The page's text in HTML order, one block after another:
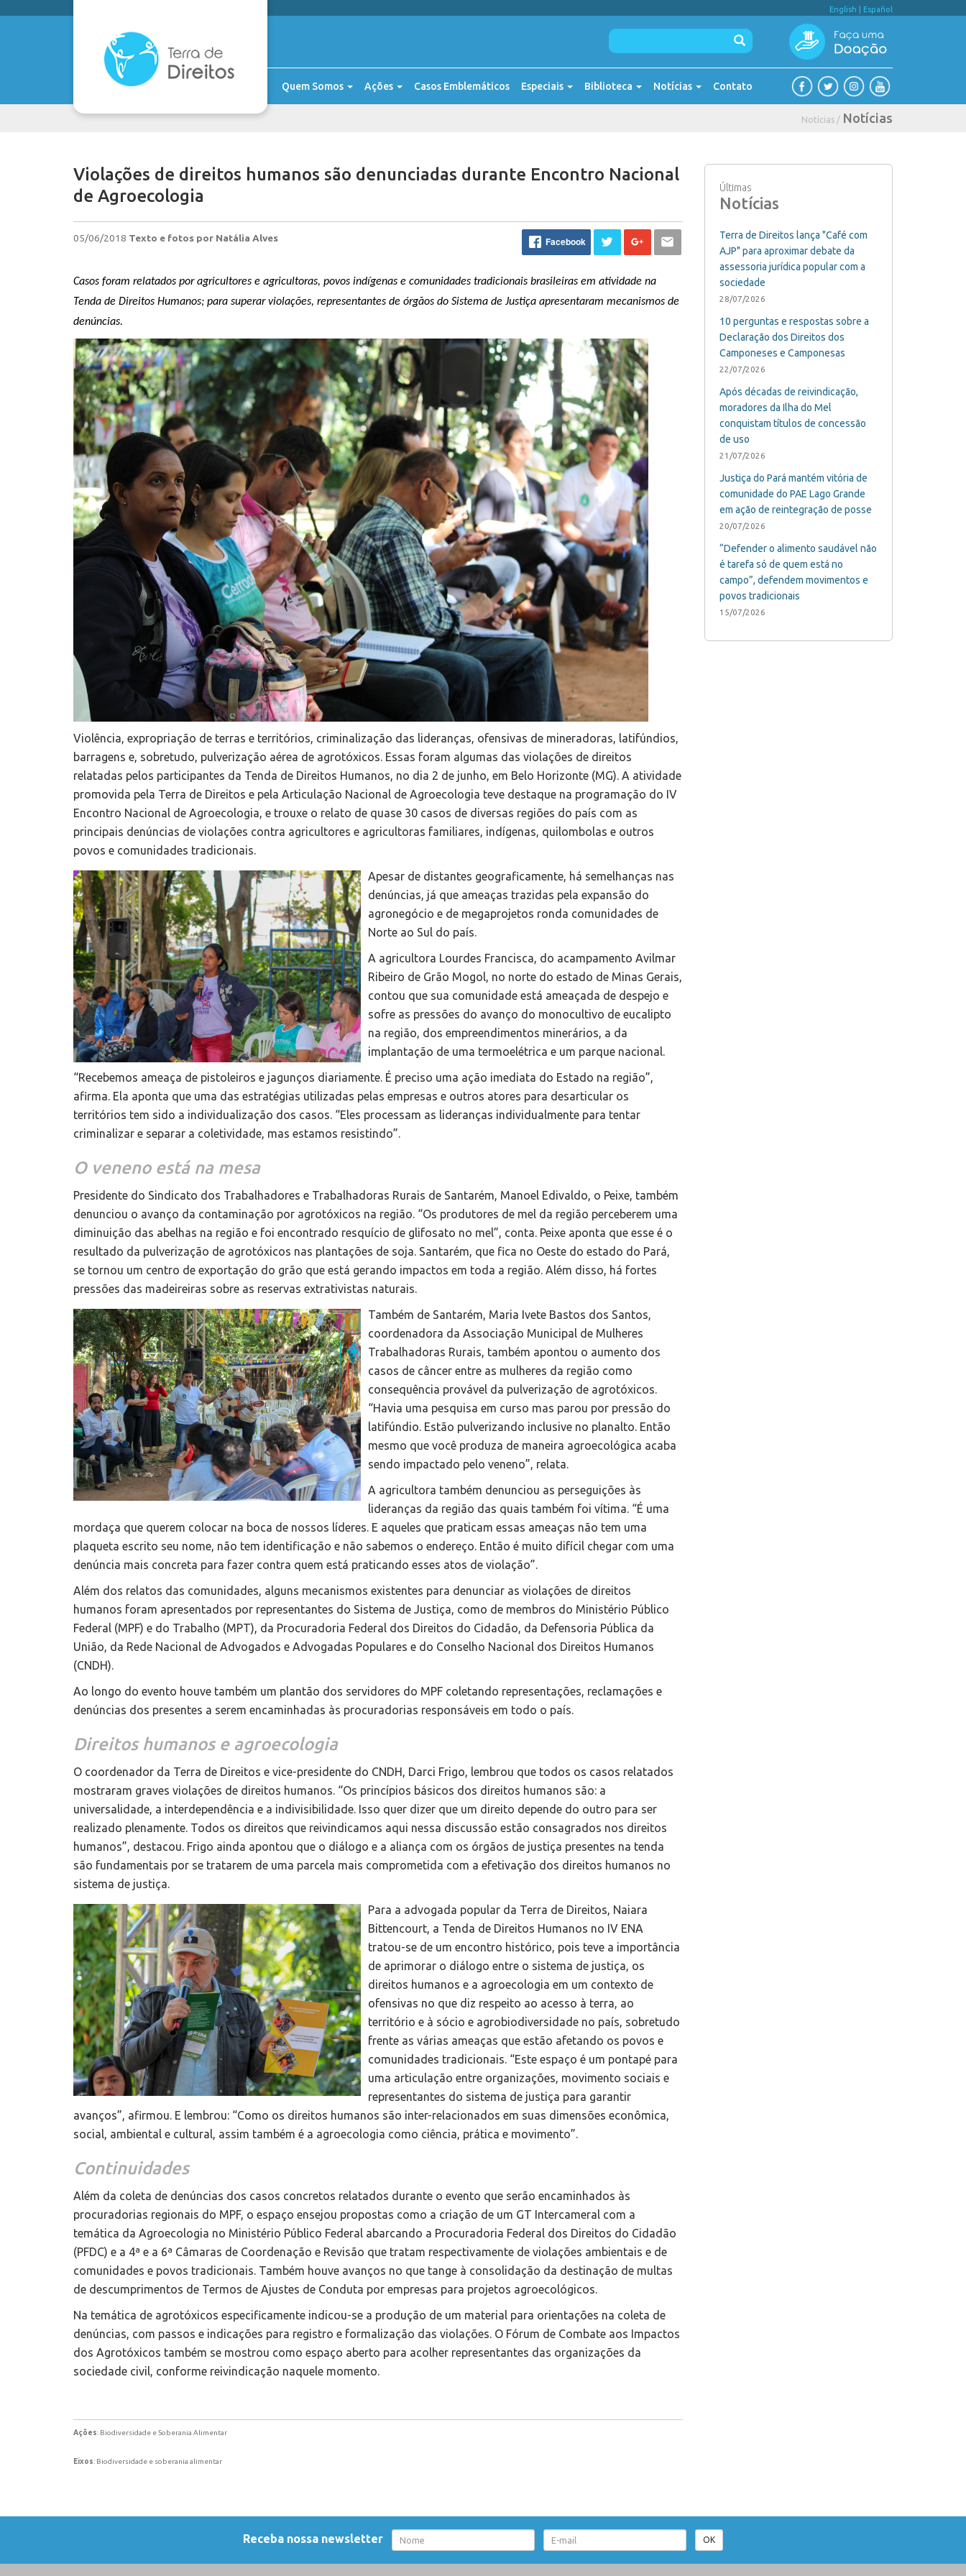
English Español
Quem Somos Ações Casos Emblemáticos Especiais Biblioteca Notícias Contato
Notícias / Notícias
Violações de direitos humanos são denunciadas durante Encontro Nacional
de Agroecologia
05/06/2018 Texto e fotos por Natália Alves Facebook
Casos foram relatados por agricultores e agricultoras, povos indígenas e comunidades tradicionais brasileiras em atividade na
Tenda de Direitos Humanos; para superar violações, representantes de órgãos do Sistema de Justiça apresentaram mecanismos de
denúncias.
Violência, expropriação de terras e territórios, criminalização das lideranças, ofensivas de mineradoras, latifúndios,
barragens e, sobretudo, pulverização aérea de agrotóxicos. Essas foram algumas das violações de direitos
relatadas pelos participantes da Tenda de Direitos Humanos, no dia 2 de junho, em Belo Horizonte (MG). A atividade
promovida pela Terra de Direitos e pela Articulação Nacional de Agroecologia teve destaque na programação do IV
Encontro Nacional de Agroecologia, e trouxe o relato de quase 30 casos de diversas regiões do país com as
principais denúncias de violações contra agricultores e agricultoras familiares, indígenas, quilombolas e outros
povos e comunidades tradicionais.
Apesar de distantes geograficamente, há semelhanças nas
denúncias, já que ameaças trazidas pela expansão do
agronegócio e de megaprojetos ronda comunidades de
Norte ao Sul do país.
A agricultora Lourdes Francisca, do acampamento Avilmar
Ribeiro de Grão Mogol, no norte do estado de Minas Gerais,
contou que sua comunidade está ameaçada de despejo e
sofre as pressões do avanço do monocultivo de eucalipto
na região, dos empreendimentos minerários, a da
implantação de uma termoelétrica e um parque nacional.
“Recebemos ameaça de pistoleiros e jagunços diariamente. É preciso uma ação imediata do Estado na região”,
afirma. Ela aponta que uma das estratégias utilizadas pelas empresas e outros atores para desarticular os
territórios tem sido a individualização dos casos. “Eles processam as lideranças individualmente para tentar
criminalizar e separar a coletividade, mas estamos resistindo”.
O veneno está na mesa
Presidente do Sindicato dos Trabalhadores e Trabalhadoras Rurais de Santarém, Manoel Edivaldo, o Peixe, também
denunciou o avanço da contaminação por agrotóxicos na região. “Os produtores de mel da região perceberem uma
diminuição das abelhas na região e foi encontrado resquício de glifosato no mel”, conta. Peixe aponta que esse é o
resultado da pulverização de agrotóxicos nas plantações de soja. Santarém, que fica no Oeste do estado do Pará,
se tornou um centro de exportação do grão que está gerando impactos em toda a região. Além disso, há fortes
pressões das madeireiras sobre as reservas extrativistas naturais.
Também de Santarém, Maria Ivete Bastos dos Santos,
coordenadora da Associação Municipal de Mulheres
Trabalhadoras Rurais, também apontou o aumento dos
casos de câncer entre as mulheres da região como
consequência provável da pulverização de agrotóxicos.
“Havia uma pesquisa em curso mas parou por pressão do
latifúndio. Estão pulverizando inclusive no planalto. Então
mesmo que você produza de maneira agroecológica acaba
sendo impactado pelo veneno”, relata.
A agricultora também denunciou as perseguições às
lideranças da região das quais também foi vítima. “É uma
mordaça que querem colocar na boca de nossos líderes. E aqueles que praticam essas ameaças não tem uma
plaqueta escrito seu nome, não tem identificação e não sabemos o endereço. Então é muito difícil chegar com uma
denúncia mais concreta para fazer contra quem está praticando esses atos de violação”.
Além dos relatos das comunidades, alguns mecanismos existentes para denunciar as violações de direitos
humanos foram apresentados por representantes do Sistema de Justiça, como de membros do Ministério Público
Federal (MPF) e do Trabalho (MPT), da Procuradoria Federal dos Direitos do Cidadão, da Defensoria Pública da
União, da Rede Nacional de Advogados e Advogadas Populares e do Conselho Nacional dos Direitos Humanos
(CNDH).
Ao longo do evento houve também um plantão dos servidores do MPF coletando representações, reclamações e
denúncias dos presentes a serem encaminhadas às procuradorias responsáveis em todo o país.
Direitos humanos e agroecologia
O coordenador da Terra de Direitos e vice-presidente do CNDH, Darci Frigo, lembrou que todos os casos relatados
mostraram graves violações de direitos humanos. “Os princípios básicos dos direitos humanos são: a
universalidade, a interdependência e a indivisibilidade. Isso quer dizer que um direito depende do outro para ser
realizado plenamente. Todos os direitos que reivindicamos aqui nessa discussão estão consagrados nos direitos
humanos”, destacou. Frigo ainda apontou que o diálogo e a aliança com os órgãos de justiça presentes na tenda
são fundamentais por se tratarem de uma parcela mais comprometida com a efetivação dos direitos humanos no
sistema de justiça.
Para a advogada popular da Terra de Direitos, Naiara
Bittencourt, a Tenda de Direitos Humanos no IV ENA
tratou-se de um encontro histórico, pois teve a importância
de aprimorar o diálogo entre o sistema de justiça, os
direitos humanos e a agroecologia em um contexto de
ofensivas no que diz respeito ao acesso à terra, ao
território e à sócio e agrobiodiversidade no país, sobretudo
frente as várias ameaças que estão afetando os povos e
comunidades tradicionais. “Este espaço é um pontapé para
uma articulação entre organizações, movimento sociais e
representantes do sistema de justiça para garantir
avanços”, afirmou. E lembrou: “Como os direitos humanos são inter-relacionados em suas dimensões econômica,
social, ambiental e cultural, assim também é a agroecologia como ciência, prática e movimento”.
Continuidades
Além da coleta de denúncias dos casos concretos relatados durante o evento que serão encaminhados às
procuradorias regionais do MPF, o espaço ensejou propostas como a criação de um GT Intercameral com a
temática da Agroecologia no Ministério Público Federal abarcando a Procuradoria Federal dos Direitos do Cidadão
(PFDC) e a 4ª e a 6ª Câmaras de Coordenação e Revisão que tratam respectivamente de violações ambientais e de
comunidades e povos tradicionais. Também houve avanços no que tange à consolidação da destinação de multas
de descumprimentos de Termos de Ajustes de Conduta por empresas para projetos agroecológicos.
Na temática de agrotóxicos especificamente indicou-se a produção de um material para orientações na coleta de
denúncias, com passos e indicações para registro e formalização das violações. O Fórum de Combate aos Impactos
dos Agrotóxicos também se mostrou como espaço aberto para acolher representantes das organizações da
sociedade civil, conforme reivindicação naquele momento.
Ações: Biodiversidade e Soberania Alimentar
Eixos: Biodiversidade e soberania alimentar
Últimas
Notícias
Terra de Direitos lança "Café com
AJP" para aproximar debate da
assessoria jurídica popular com a
sociedade
28/07/2026
10 perguntas e respostas sobre a
Declaração dos Direitos dos
Camponeses e Camponesas
22/07/2026
Após décadas de reivindicação,
moradores da Ilha do Mel
conquistam títulos de concessão
de uso
21/07/2026
Justiça do Pará mantém vitória de
comunidade do PAE Lago Grande
em ação de reintegração de posse
20/07/2026
“Defender o alimento saudável não
é tarefa só de quem está no
campo”, defendem movimentos e
povos tradicionais
15/07/2026
Receba nossa newsletter OK